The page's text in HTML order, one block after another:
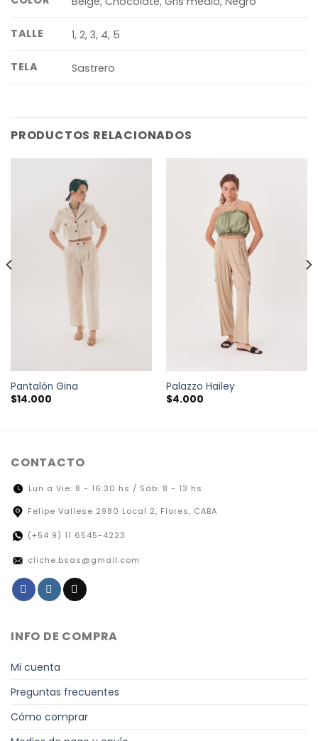
TALLE 1, 2, 3, 4, 5
TELA Sastrero
PRODUCTOS RELACIONADOS
Pantalón Gina
$14.000
Palazzo Hailey
$4.000
CONTACTO
Lun a Vie: 8 - 16:30 hs / Sáb: 8 - 13 hs
Felipe Vallese 2980 Local 2, Flores, CABA
(+54 9) 11 6545-4223
cliche.bsas@gmail.com
INFO DE COMPRA
Mi cuenta
Preguntas frecuentes
Cómo comprar